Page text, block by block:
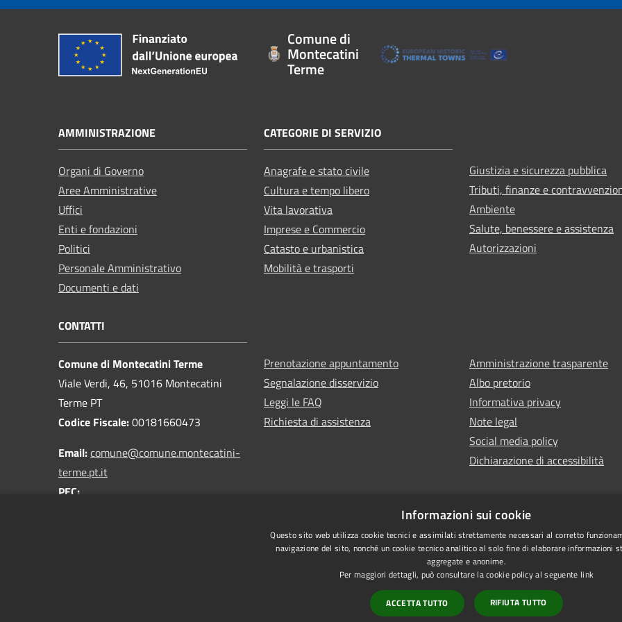
Comune di
Montecatini
Terme
AMMINISTRAZIONE
Organi di Governo
Aree Amministrative
Uffici
Enti e fondazioni
Politici
Personale Amministrativo
Documenti e dati
CATEGORIE DI SERVIZIO
Anagrafe e stato civile
Cultura e tempo libero
Vita lavorativa
Imprese e Commercio
Catasto e urbanistica
Mobilità e trasporti
Giustizia e sicurezza pubblica
Tributi, finanze e
Ambiente
Salute, benessere e assistenza
Autorizzazioni
CONTATTI
Comune di Montecatini Terme
Viale Verdi, 46, 51016 Montecatini
Terme PT
Codice Fiscale:00181660473
Email:comune@comune.montecatini-
terme.pt.it
PEC:
Prenotazione appuntamento
Segnalazione disservizio
Leggi le FAQ
Richiesta di assistenza
Amministrazione trasparente
Albo pretorio
Informativa privacy
Note legal
Social media policy
Dichiarazione di accessibilità
Vecchio sito
Informazioni sui cookie
Questo sito web utilizza cookie tecnici e assimilati strettamente necessari al corretto
navigazione del sito, nonché un cookie tecnico analitico al solo fine di elaborare informazioni
aggregate e anonime.
Per maggiori dettagli, può consultare la cookie policy al seguente link
ACCETTA TUTTO RIFIUTA TUTTO